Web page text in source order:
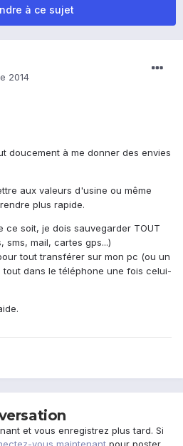
à ce sujet
2014
doucement à me donner des envies
aux valeurs d'usine ou même
plus rapide.
ce soit, je dois sauvegarder TOUT
mail, cartes gps...)
tout transférer sur mon pc (ou un
dans le téléphone une fois celui-
et vous enregistrez plus tard. Si